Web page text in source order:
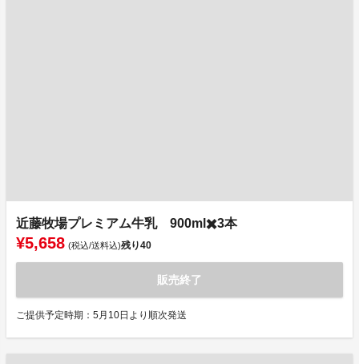
近藤牧場プレミアム牛乳 900ml✖️3本
¥5,658 (税込/送料込)残り40
販売終了
ご提供予定時期：5月10日より順次発送